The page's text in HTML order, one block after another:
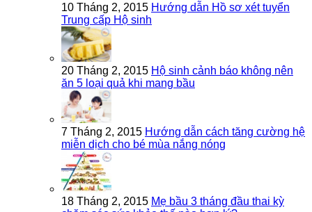
10 Tháng 2, 2015 Hướng dẫn Hồ sơ xét tuyển
Trung cấp Hộ sinh
20 Tháng 2, 2015 Hộ sinh cảnh báo không nên
ăn 5 loại quả khi mang bầu
7 Tháng 2, 2015 Hướng dẫn cách tăng cường hệ
miễn dịch cho bé mùa nắng nóng
18 Tháng 2, 2015 Mẹ bầu 3 tháng đầu thai kỳ